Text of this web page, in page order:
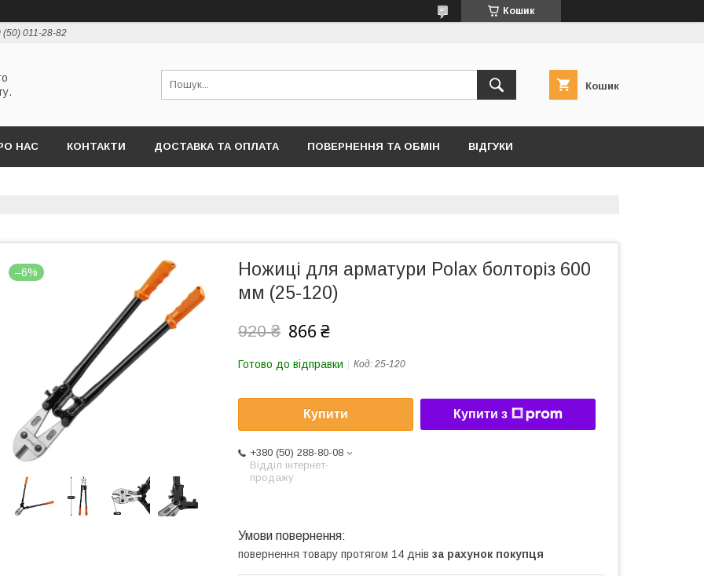
Кошик
(50) 011-28-82
Кошик
НАС КОНТАКТИ ДОСТАВКА ТА ОПЛАТА ПОВЕРНЕННЯ ТА ОБМІН ВІДГУКИ
–6%
Ножиці для арматури Polax болторіз 600
мм (25-120)
920 ₴ 866 ₴
Готово до відправки Код: 25-120
Купити Купити з
+380 (50) 288-80-08
Відділ інтернет-
продажу
повернення товару протягом 14 днів за рахунок покупця